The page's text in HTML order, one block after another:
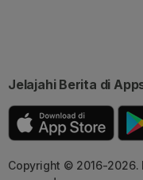
Jelajahi Berita di
Copyright © 2016-2026.